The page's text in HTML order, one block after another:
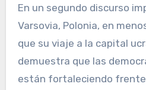
En un segundo discurso
Varsovia, Polonia, en
que su viaje a la capital
demuestra que las
están fortaleciendo